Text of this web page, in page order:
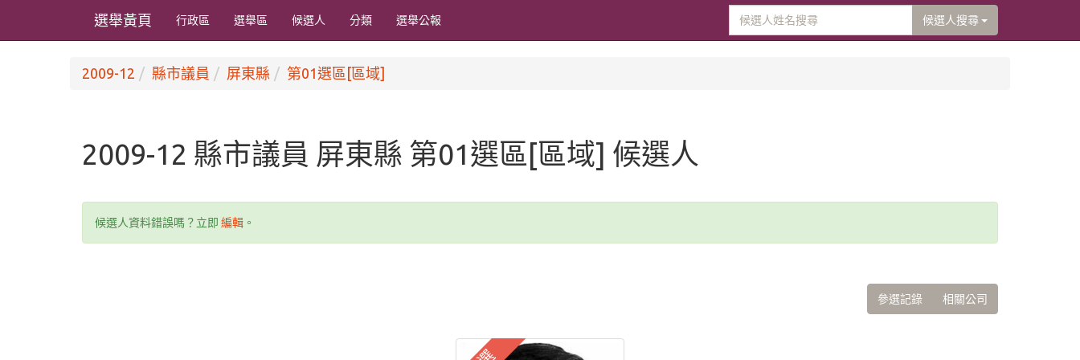
選舉黃頁 行政區 選舉區 候選人 分類 選舉公報 候選人搜尋
2009-12 縣市議員 屏東縣 第01選區[區域]
2009-12 縣市議員 屏東縣 第01選區[區域] 候選人
候選人資料錯誤嗎？立即 編輯 。
參選記錄 相關公司